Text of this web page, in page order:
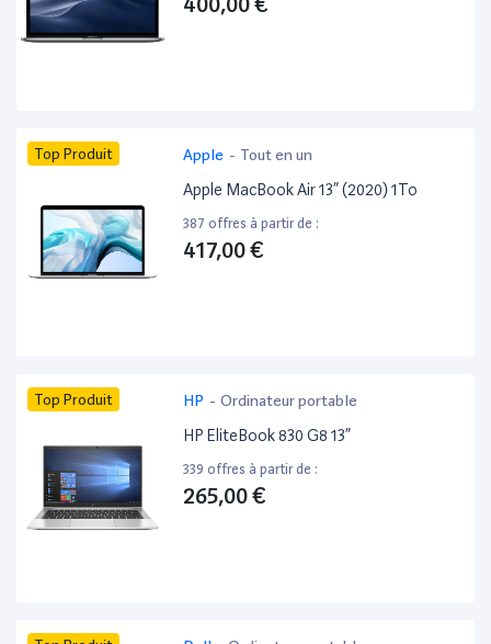
Top Produit Apple - Tout en un
Apple MacBook Air 13” (2020) 1To
387 offres à partir de :
417,00 €
Top Produit HP - Ordinateur portable
HP EliteBook 830 G8 13”
339 offres à partir de :
265,00 €